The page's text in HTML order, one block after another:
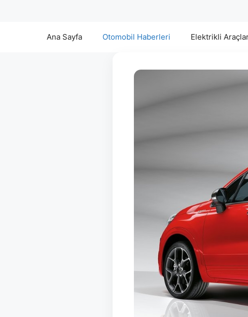
Ana Sayfa Otomobil Haberleri Elektrikli